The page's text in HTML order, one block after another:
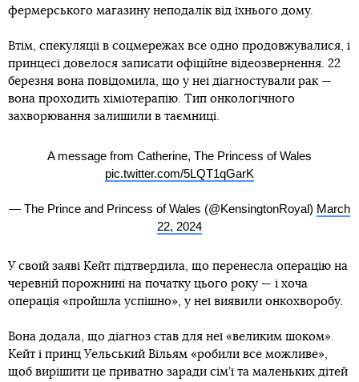
фермерського магазину неподалік від їхнього дому.
Втім, спекуляції в соцмережах все одно продовжувалися, і
принцесі довелося записати офіційне відеозвернення. 22
березня вона повідомила, що у неї діагностували рак —
вона проходить хіміотерапію. Тип онкологічного
захворювання залишили в таємниці.
A message from Catherine, The Princess of Wales
pic.twitter.com/5LQT1qGarK
— The Prince and Princess of Wales (@KensingtonRoyal) March
22, 2024
У своїй заяві Кейт підтвердила, що перенесла операцію на
черевній порожнині на початку цього року — і хоча
операція «пройшла успішно», у неї виявили онкохворобу.
Вона додала, що діагноз став для неї «великим шоком».
Кейт і принц Уельський Вільям «робили все можливе»,
щоб вирішити це приватно заради сім’ї та маленьких дітей